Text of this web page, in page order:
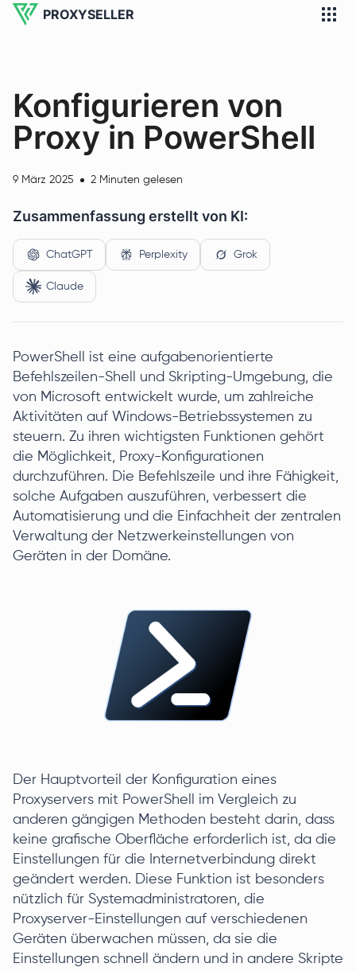
PROXYSELLER
Konfigurieren von
Proxy in PowerShell
9 März 2025 2 Minuten gelesen
Zusammenfassung erstellt von KI:
ChatGPT Perplexity Grok
Claude
PowerShell ist eine aufgabenorientierte
Befehlszeilen-Shell und Skripting-Umgebung, die
von Microsoft entwickelt wurde, um zahlreiche
Aktivitäten auf Windows-Betriebssystemen zu
steuern. Zu ihren wichtigsten Funktionen gehört
die Möglichkeit, Proxy-Konfigurationen
durchzuführen. Die Befehlszeile und ihre Fähigkeit,
solche Aufgaben auszuführen, verbessert die
Automatisierung und die Einfachheit der zentralen
Verwaltung der Netzwerkeinstellungen von
Geräten in der Domäne.
Der Hauptvorteil der Konfiguration eines
Proxyservers mit PowerShell im Vergleich zu
anderen gängigen Methoden besteht darin, dass
keine grafische Oberfläche erforderlich ist, da die
Einstellungen für die Internetverbindung direkt
geändert werden. Diese Funktion ist besonders
nützlich für Systemadministratoren, die
Proxyserver-Einstellungen auf verschiedenen
Geräten überwachen müssen, da sie die
Einstellungen schnell ändern und in andere Skripte